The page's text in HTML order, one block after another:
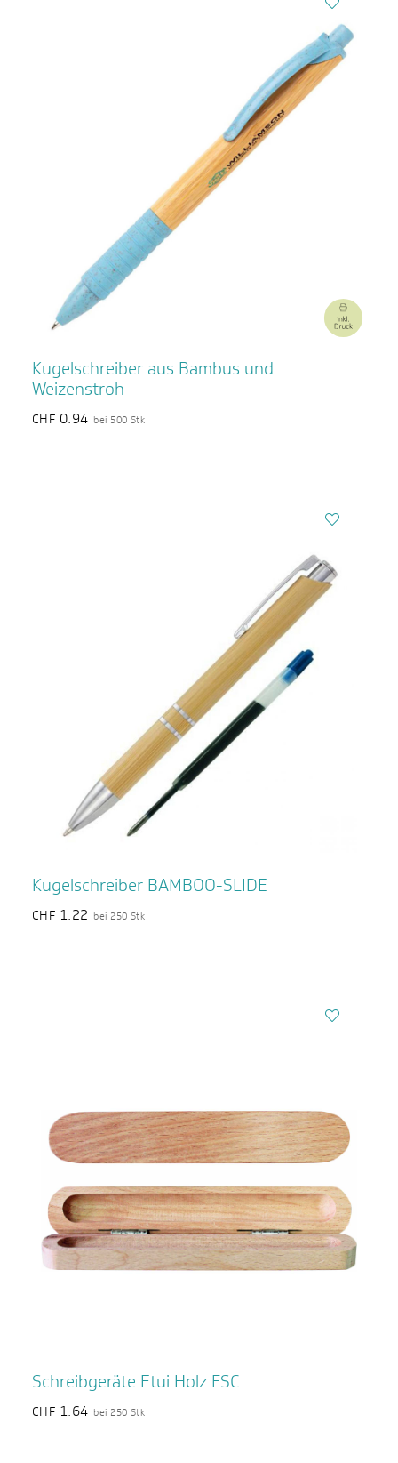
Kugelschreiber aus Bambus und
Weizenstroh
CHF 0.94 bei 500 Stk
Kugelschreiber BAMBOO-SLIDE
CHF 1.22 bei 250 Stk
Schreibgeräte Etui Holz FSC
CHF 1.64 bei 250 Stk